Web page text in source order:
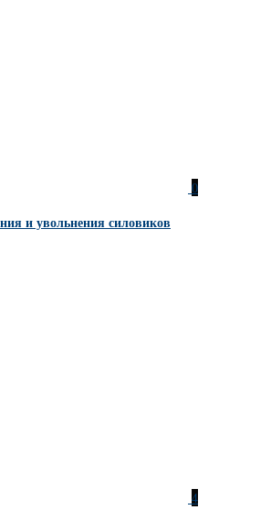
0
и увольнения силовиков
4